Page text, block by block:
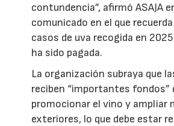
contundencia”, afirmó ASAJA
comunicado en el que
casos de uva recogida en
ha sido pagada.
La organización subraya que
reciben “importantes fondos”
promocionar el vino y ampliar
exteriores, lo que debe estar